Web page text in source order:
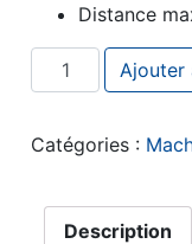
Distance
quantité deAjouter
Catégories :
Description